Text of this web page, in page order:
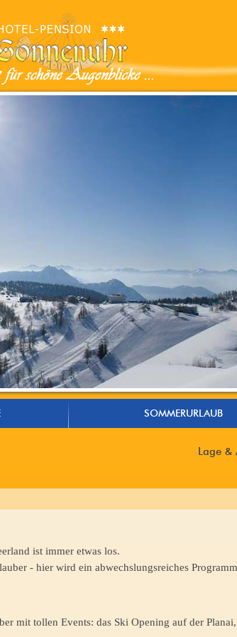
SOMMERURLAUB
Lage &
ist immer etwas los.
- hier wird ein abwechslungsreiches
mit tollen Events: das Ski Opening auf der